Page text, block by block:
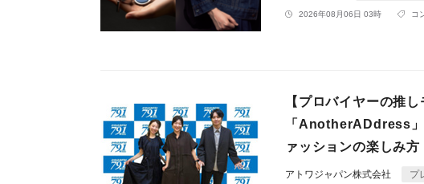
2026年08月06日 03時 コ
【プロバイヤーの推
「AnotherADdress
ァッションの楽しみ方
アトワジャパン株式会社 プ